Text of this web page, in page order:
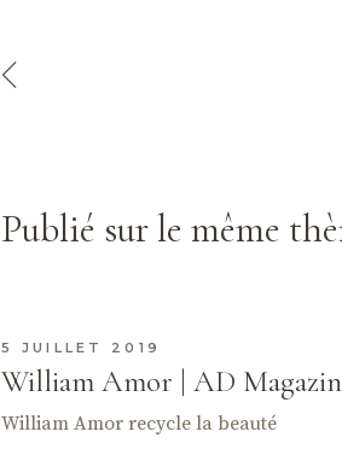
Publié sur le même
5 JUILLET 2019
William Amor | AD
William Amor recycle la beauté